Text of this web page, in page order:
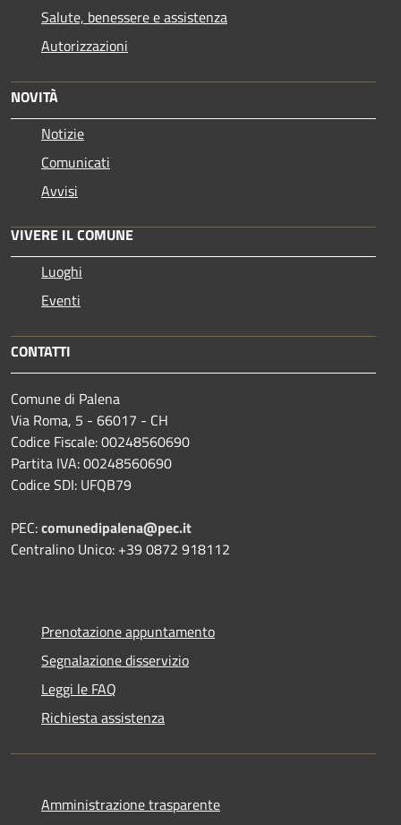
Salute, benessere e assistenza
Autorizzazioni
NOVITÀ
Notizie
Comunicati
Avvisi
VIVERE IL COMUNE
Luoghi
Eventi
CONTATTI
Comune di Palena
Via Roma, 5 - 66017 - CH
Codice Fiscale: 00248560690
Partita IVA: 00248560690
Codice SDI: UFQB79
PEC:comunedipalena@pec.it
Centralino Unico: +39 0872 918112
Prenotazione appuntamento
Segnalazione disservizio
Leggi le FAQ
Richiesta assistenza
Amministrazione trasparente